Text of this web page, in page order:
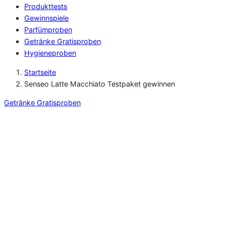
Produkttests
Gewinnspiele
Parfümproben
Getränke Gratisproben
Hygieneproben
Startseite
Senseo Latte Macchiato Testpaket gewinnen
Getränke Gratisproben